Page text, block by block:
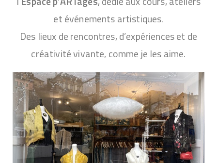
et événements artistiques.
Des lieux de rencontres, d’expériences et de
créativité vivante, comme je les aime.